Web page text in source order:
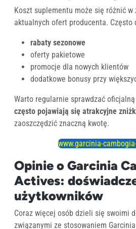
Koszt suplementu może się różnić w
aktualnych ofert producenta. Często
rabaty sezonowe
oferty pakietowe
promocje dla nowych klientów
dodatkowe bonusy przy
Warto regularnie sprawdzać
często pojawiają się atrakcyjne
zaoszczędzić znaczną kwotę.
www.garcinia-
Opinie o Garcinia
Actives:
użytkowników
Coraz więcej osób dzieli się swoimi
związanymi ze stosowaniem